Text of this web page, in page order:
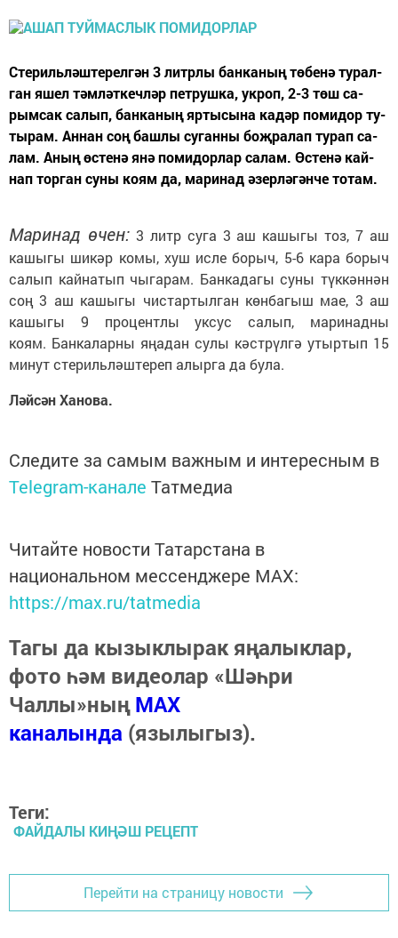
С­те­риль­ләш­те­рел­гән 3 литр­лы бан­ка­ның тө­бе­нә ту­рал­
ган яшел тәм­ләт­кеч­ләр пет­руш­ка, ук­роп, 2-3 төш са­
рым­сак са­лып, бан­ка­ның яр­ты­сы­на ка­дәр по­ми­дор ту­
ты­рам. Ан­нан соң баш­лы су­ган­ны боҗ­ра­лап ту­рап са­
лам. Аның өс­те­нә янә по­ми­дор­лар са­лам. Өс­те­нә кай­
нап тор­ган су­ны ко­ям да, ма­ри­над әзер­лә­гән­че то­там.
Маринад өчен:3 литр суга 3 аш кашыгы тоз, 7 аш
кашыгы шикәр комы, хуш исле борыч, 5-6 кара борыч
салып кайнатып чыгарам. Банкадагы суны түккәннән
соң 3 аш кашыгы чистартылган көнбагыш мае, 3 аш
кашыгы 9 процентлы уксус салып, маринадны
коям. Банкаларны яңадан сулы кәстрүлгә утыртып 15
минут стерильләштереп алырга да була.
Ләйсән Ханова.
Следите за самым важным и интересным в
Telegram-канале Татмедиа
Читайте новости Татарстана в
национальном мессенджере MАХ:
https://max.ru/tatmedia
Тагы да кызыклырак яңалыклар,
фото һәм видеолар «Шәһри
Чаллы»ныңMAX
каналында (язылыгыз).
Теги:
ФАЙДАЛЫ КИҢӘШ РЕЦЕПТ
Перейти на страницу новости